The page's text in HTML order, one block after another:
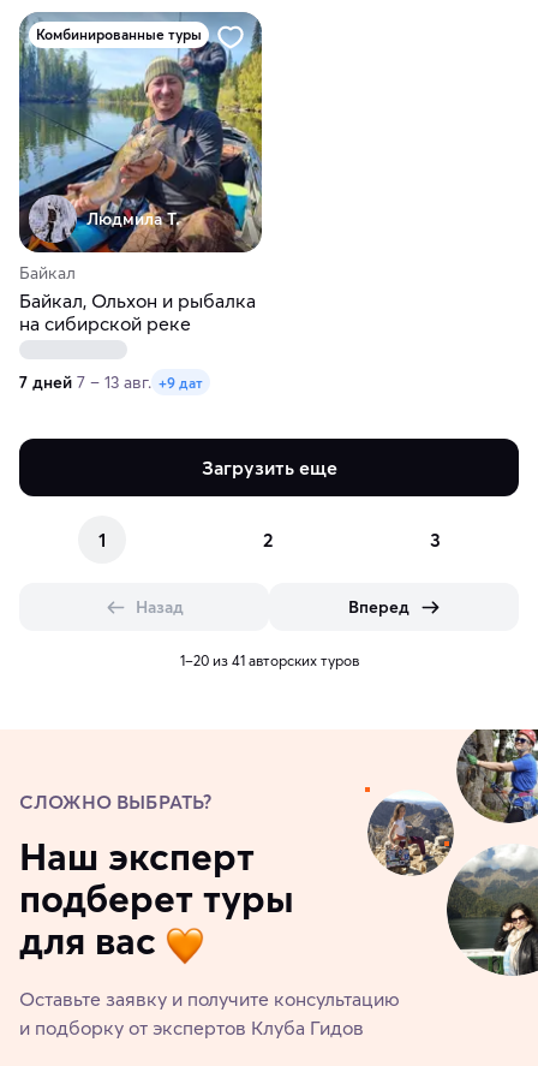
Комбинированные туры
Людмила Т.
Байкал
Байкал, Ольхон и рыбалка
на сибирской реке
7 дней 7 – 13 авг. +9 дат
Загрузить еще
1 2 3
Назад Вперед
1–20 из 41 авторских туров
СЛОЖНО ВЫБРАТЬ?
Наш эксперт
подберет туры
для вас
Оставьте заявку и получите консультацию
и подборку от экспертов Клуба Гидов